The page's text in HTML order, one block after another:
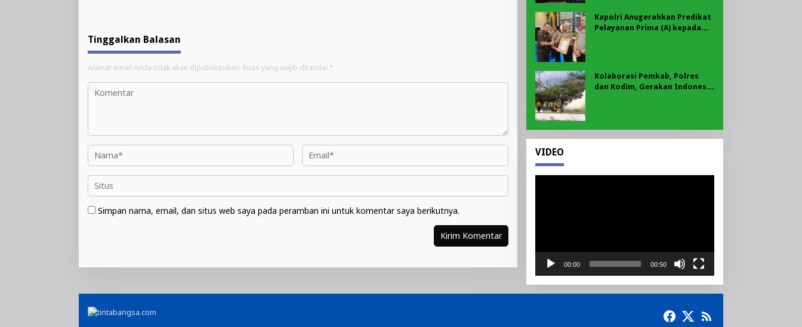
Tinggalkan Balasan
Alamat email Anda tidak akan dipublikasikan. Ruas yang wajib ditandai *
Simpan nama, email, dan situs web saya pada peramban ini untuk komentar saya berikutnya.
Kapolri Anugerahkan Predikat
Pelayanan Prima (A) kepada
Kolaborasi Pemkab, Polres
dan Kodim, Gerakan Indonesia
VIDEO
00:00 00:50